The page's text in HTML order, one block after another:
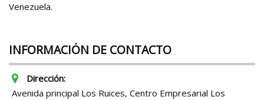
Venezuela.
INFORMACIÓN DE CONTACTO
Dirección:
Avenida principal Los Ruices, Centro Empresarial Los